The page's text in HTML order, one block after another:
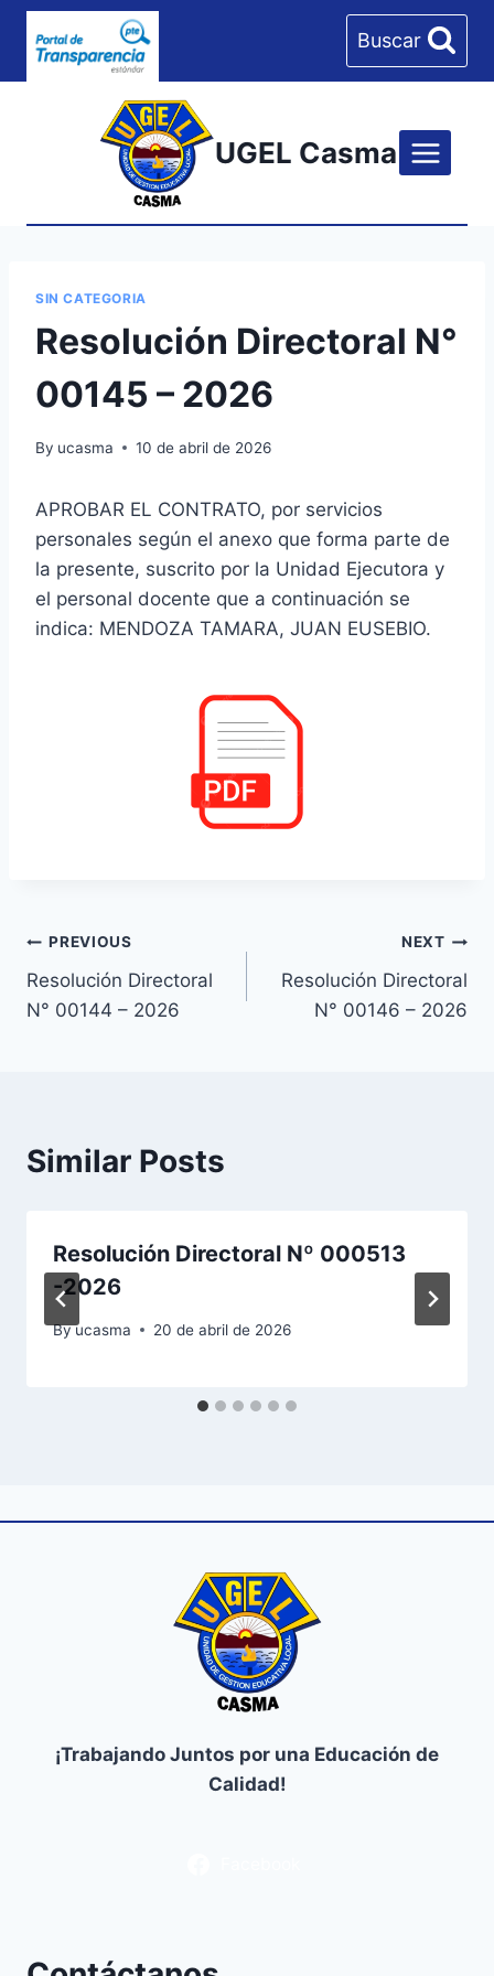
Skip
Buscar
UGEL Casma
SIN CATEGORIA
Resolución Directoral N°
00145 – 2026
By ucasma 10 de abril de 2026
APROBAR EL CONTRATO, por servicios
personales según el anexo que forma parte de
la presente, suscrito por la Unidad Ejecutora y
el personal docente que a continuación se
indica: MENDOZA TAMARA, JUAN EUSEBIO.
Navegación
de
PREVIOUS
Resolución Directoral
N° 00144 – 2026
NEXT
Resolución Directoral
N° 00146 – 2026
Similar Posts
Resolución Directoral Nº 000513
-2026
Byucasma 20 de abril de 2026
¡Trabajando Juntos por una Educación de
Calidad!